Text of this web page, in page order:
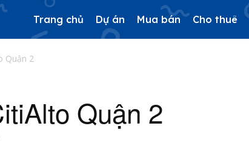
Trang chủ Dự án Mua bán Cho thuê
Quận 2
Quận 2